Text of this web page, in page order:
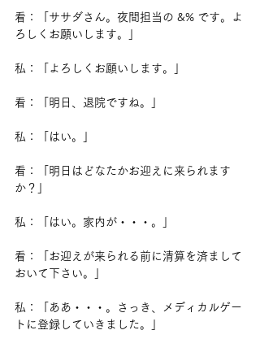
看：「ササダさん。夜間担当の &% です。よ
ろしくお願いします。」
私：「よろしくお願いします。」
看：「明日、退院ですね。」
私：「はい。」
看：「明日はどなたかお迎えに来られます
か？」
私：「はい。家内が・・・。」
看：「お迎えが来られる前に清算を済まして
おいて下さい。」
私：「ああ・・・。さっき、メディカルゲー
トに登録していきました。」